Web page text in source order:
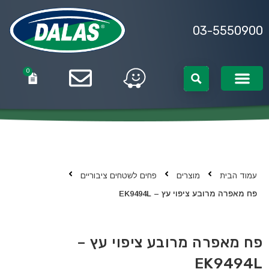
03-5550900
0
עמוד הבית מוצרים
פחים לשטחים ציבוריים
פח מאפרה מרובע ציפוי עץ – EK9494L
פח מאפרה מרובע ציפוי עץ –
EK9494L